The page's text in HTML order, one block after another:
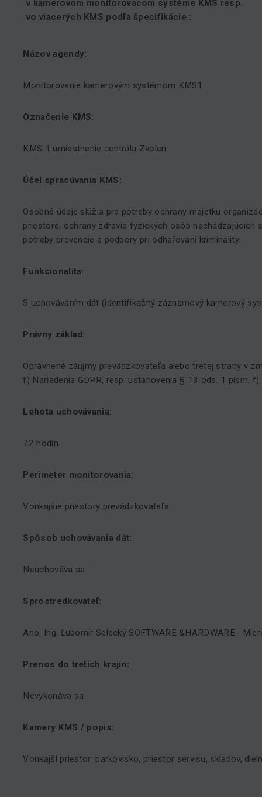
v kamerovom monitorovacom systéme KMS resp.
vo viacerých KMS podľa špecifikácie :
Názov agendy:
Monitorovanie kamerovým systémom KMS1
Označenie KMS:
KMS 1 umiestnenie centrála Zvolen
Účel spracúvania KMS:
Osobné údaje slúžia pre potreby ochrany majetku
priestore, ochrany zdravia fyzických osôb nachádzajúcich
potreby prevencie a podpory pri odhaľovaní kriminality.
Funkcionalita:
S uchovávaním dát (identifikačný záznamový kamerový
Právny základ:
Oprávnené záujmy prevádzkovateľa alebo tretej strany v
f) Nariadenia GDPR, resp. ustanovenia § 13 ods. 1 písm.
Lehota uchovávania:
72 hodín
Perimeter monitorovania:
Vonkajšie priestory prevádzkovateľa
Spôsob uchovávania dát:
Neuchováva sa
Sprostredkovateľ:
Ano, Ing. Ľubomír Selecký SOFTWARE &HARDWARE
Prenos do tretích krajín:
Nevykonáva sa
Kamery KMS / popis:
Vonkajší priestor: parkovisko, priestor servisu, skladov,